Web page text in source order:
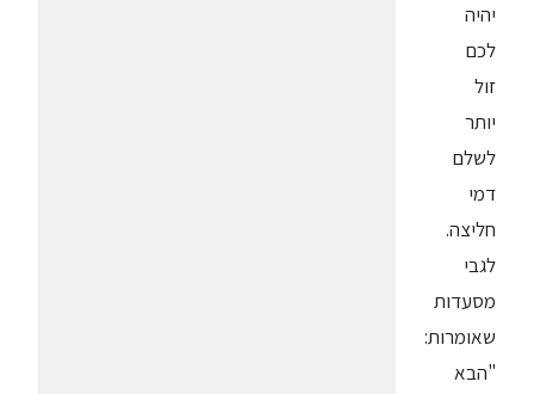
יהיה
לכם
זול
יותר
לשלם
דמי
חליצה.
לגבי
מסעדות
שאומרות:
"הבא